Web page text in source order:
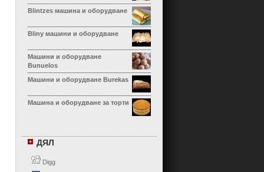
Blintzes машина и оборудване
Bliny машини и оборудване
Машини и оборудване
Bunuelos
Машини и оборудване Burekas
Машина и оборудване за торти
Машина и оборудване за
канелони
ДЯЛ
Digg